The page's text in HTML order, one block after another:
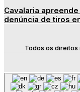
Cavalaria
denúncia de tiros
Todos os